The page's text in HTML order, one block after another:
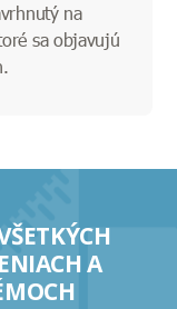
na
sa objavujú
A